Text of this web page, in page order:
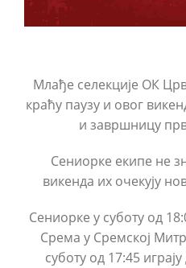
Млађе селекције ОК
краћу паузу и овог
и завршницу
Сениорке екипе не
викенда их очекују
Сениорке у суботу од
Срема у Сремској
суботу од 17:45